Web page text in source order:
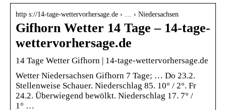
http s://14-tage-wettervorhersage.de › … › Niedersachsen
Gifhorn Wetter 14 Tage – 14-tage-
wettervorhersage.de
14 Tage Wetter Gifhorn | 14-tage-wettervorhersage.de
Wetter Niedersachsen Gifhorn 7 Tage; … Do 23.2.
Stellenweise Schauer. Niederschlag 85. 10° / 2°. Fr
24.2. Überwiegend bewölkt. Niederschlag 17. 7° /
1° …